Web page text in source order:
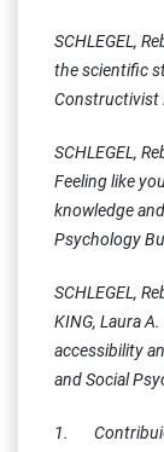
SCHLEGEL,
the scientific
Constructivist
SCHLEGEL,
Feeling like
knowledge
Psychology
SCHLEGEL,
KING, Laura
accessibility
and Social
1.